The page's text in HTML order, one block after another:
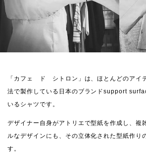
「カフェ ド シトロン」は、ほとんどのアイ
法で製作している日本のブランドsupport
いるシャツです。
デザイナー自身がアトリエで型紙を作成し、複
ルなデザインにも、その立体化された型紙作り
す。